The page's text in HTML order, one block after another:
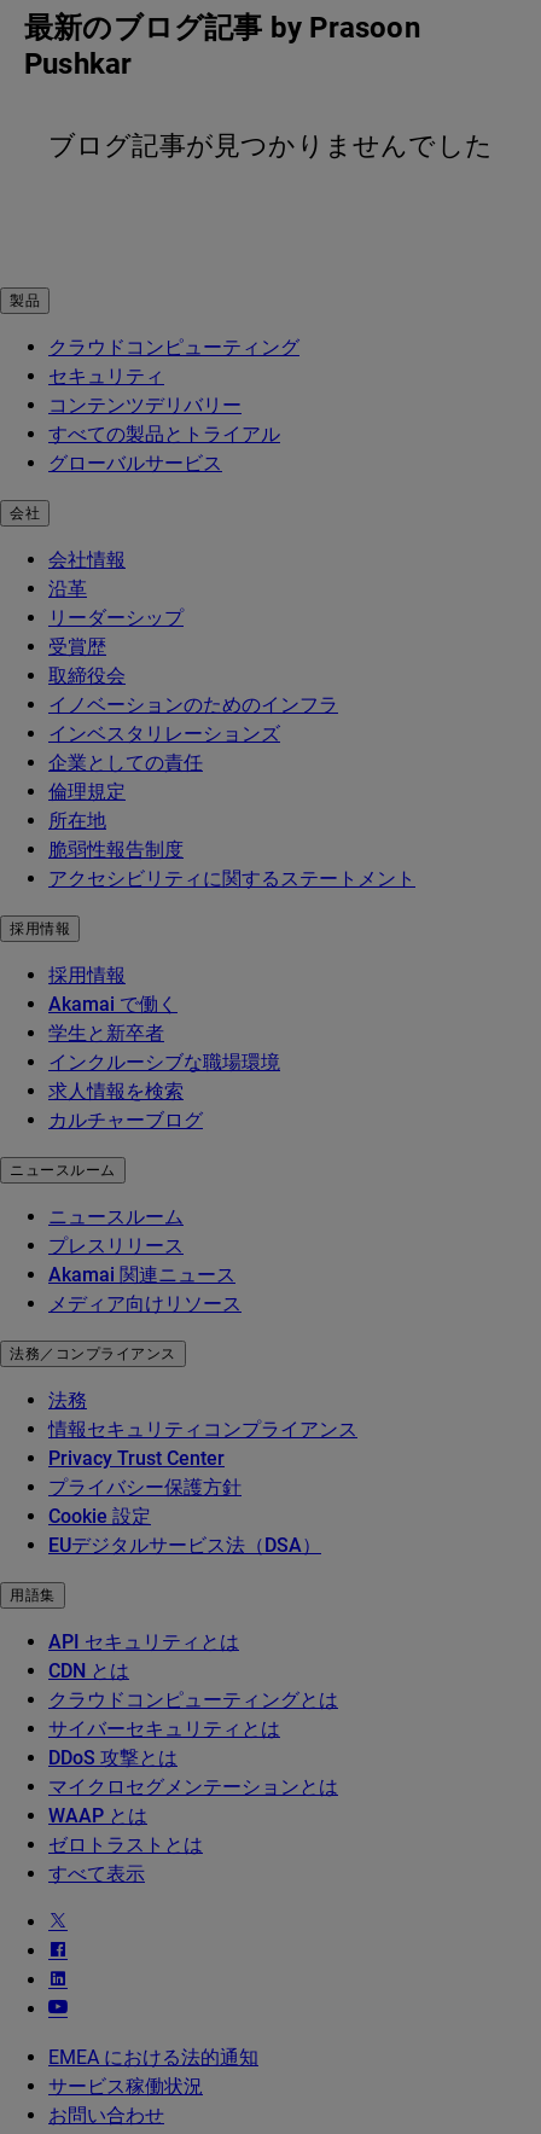
最新のブログ記事 by Prasoon
Pushkar
ブログ記事が見つかりませんでした
製品
クラウドコンピューティング
セキュリティ
コンテンツデリバリー
すべての製品とトライアル
グローバルサービス
会社
会社情報
沿革
リーダーシップ
受賞歴
取締役会
イノベーションのためのインフラ
インベスタリレーションズ
企業としての責任
倫理規定
所在地
脆弱性報告制度
アクセシビリティに関するステートメント
採用情報
採用情報
Akamai で働く
学生と新卒者
インクルーシブな職場環境
求人情報を検索
カルチャーブログ
ニュースルーム
ニュースルーム
プレスリリース
Akamai 関連ニュース
メディア向けリソース
法務／コンプライアンス
法務
情報セキュリティコンプライアンス
Privacy Trust Center
プライバシー保護方針
Cookie 設定
EUデジタルサービス法（DSA）
用語集
API セキュリティとは
CDN とは
クラウドコンピューティングとは
サイバーセキュリティとは
DDoS 攻撃とは
マイクロセグメンテーションとは
WAAP とは
ゼロトラストとは
すべて表示
EMEA における法的通知
サービス稼働状況
お問い合わせ